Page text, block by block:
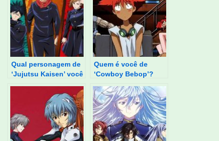
Qual personagem de
‘Jujutsu Kaisen’ você
Quem é você de
‘Cowboy Bebop’?